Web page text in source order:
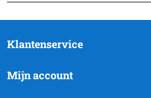
Klantenservice
Mijn account